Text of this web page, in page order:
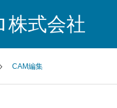
株式会社
CAM編集